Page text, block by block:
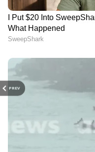
PREV